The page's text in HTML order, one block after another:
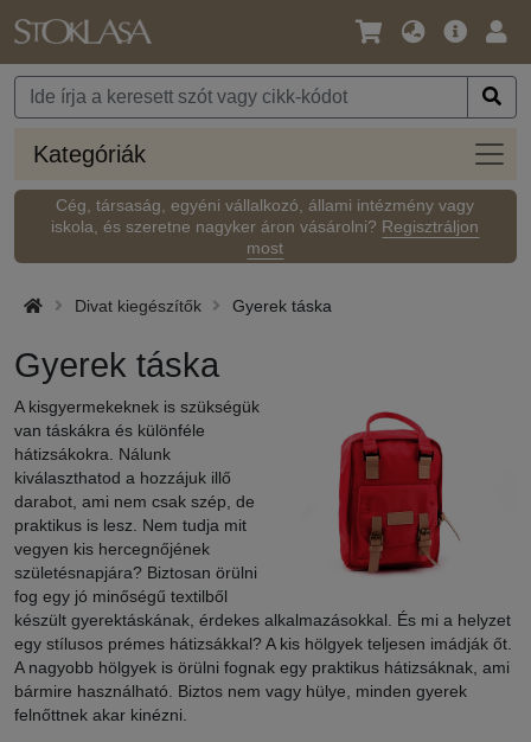
Nyelv
Pénznem
Fő
Kategóriák
Cég, társaság, egyéni vállalkozó, állami intézmény vagy
iskola, és szeretne nagyker áron vásárolni? Regisztráljon
most
Divat kiegészítők Gyerek táska
Gyerek táska
A kisgyermekeknek is szükségük
van táskákra és különféle
hátizsákokra. Nálunk
kiválaszthatod a hozzájuk illő
darabot, ami nem csak szép, de
praktikus is lesz. Nem tudja mit
vegyen kis hercegnőjének
születésnapjára? Biztosan örülni
fog egy jó minőségű textilből
készült gyerektáskának, érdekes alkalmazásokkal. És mi a helyzet
egy stílusos prémes hátizsákkal? A kis hölgyek teljesen imádják őt.
A nagyobb hölgyek is örülni fognak egy praktikus hátizsáknak, ami
bármire használható. Biztos nem vagy hülye, minden gyerek
felnőttnek akar kinézni.